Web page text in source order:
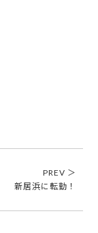
PREV ＞
新居浜に転勤！